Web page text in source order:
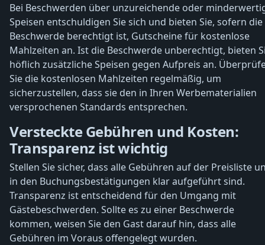
Bei Beschwerden über unzureichende oder
Speisen entschuldigen Sie sich und bieten Sie, sofern die
Beschwerde berechtigt ist, Gutscheine für kostenlose
Mahlzeiten an. Ist die Beschwerde unberechtigt, bieten
höflich zusätzliche Speisen gegen Aufpreis an.
Sie die kostenlosen Mahlzeiten regelmäßig, um
sicherzustellen, dass sie den in Ihren Werbematerialien
versprochenen Standards entsprechen.
Versteckte Gebühren und Kosten:
Transparenz ist wichtig
Stellen Sie sicher, dass alle Gebühren auf der Preisliste
in den Buchungsbestätigungen klar aufgeführt sind.
Transparenz ist entscheidend für den Umgang mit
Gästebeschwerden. Sollte es zu einer Beschwerde
kommen, weisen Sie den Gast darauf hin, dass alle
Gebühren im Voraus offengelegt wurden.